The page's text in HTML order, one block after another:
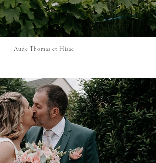
Aude Thomas et Hisae